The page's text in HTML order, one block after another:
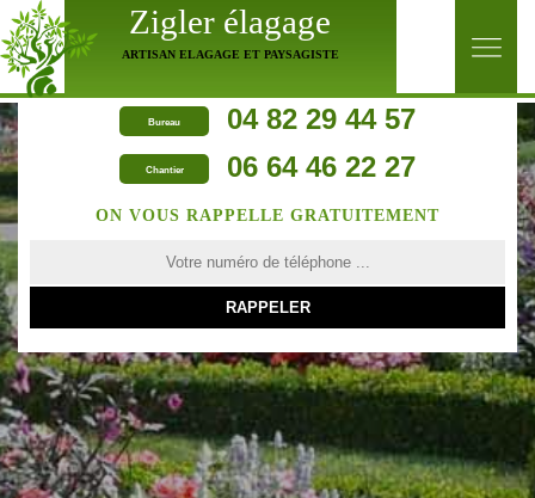
Zigler élagage
ARTISAN ELAGAGE ET PAYSAGISTE
Bureau 04 82 29 44 57
Chantier 06 64 46 22 27
ON VOUS RAPPELLE GRATUITEMENT